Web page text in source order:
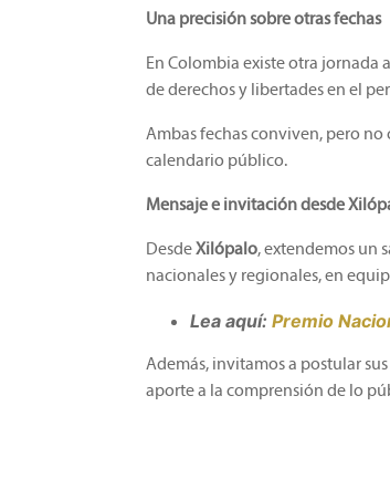
Una precisión sobre otras fechas
En Colombia existe otra jornada
de derechos y libertades en el
Ambas fechas conviven, pero no
calendario público.
Mensaje e invitación desde
DesdeXilópalo, extendemos un
nacionales y regionales, en
Lea aquí: Premio
Además, invitamos a postular
aporte a la comprensión de lo